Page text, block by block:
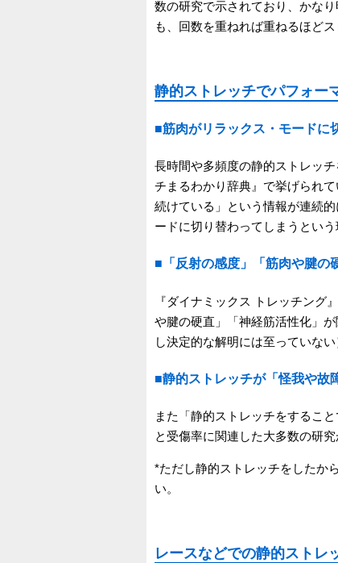
数の研究で示されており、かな
も、回数を重ねれば重ねるほど
静的ストレッチでパフォー
■筋肉がリラックス・モードに
長時間や多頻度の静的ストレッ
チまるわかり辞典』で挙げられ
続けている」という情報が連続
ードに切り替わってしまうという
■「反射の感度」「筋肉や腱の
『ダイナミックス トレッチング
や腱の硬直」「神経筋活性化」
し決定的な解明には至っていない
■静的ストレッチが「怪我や故
また「静的ストレッチをするこ
と受傷率に関連した大多数の研
*ただし静的ストレッチをしたか
い。
レースなどでの静的ストレ